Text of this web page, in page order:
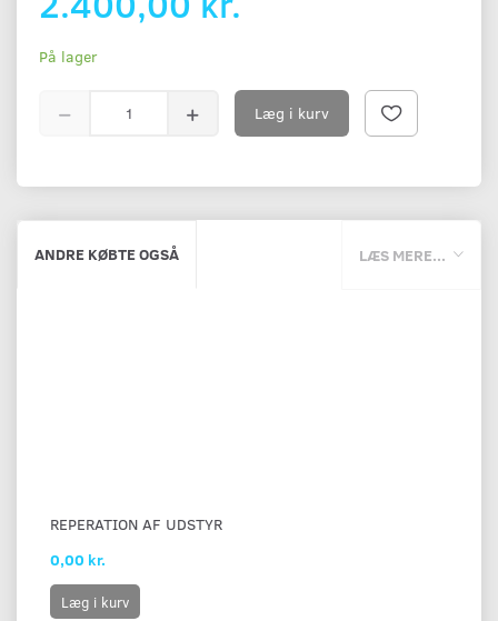
På lager
Læg i kurv
LÆS MERE...
ANDRE KØBTE OGSÅ
REPERATION AF UDSTYR
0,00 kr.
Læg i kurv